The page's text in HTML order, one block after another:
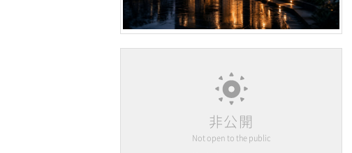
非公開
Not open to the public